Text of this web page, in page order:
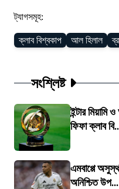
ট্যাগসমূহ:
ক্লাব বিশ্বকাপ আল হিলাল
সংশ্লিষ্ট
ইন্টার
ফিফা ক্লাব
এমবাপ্পে
অনিশ্চিত উপ...